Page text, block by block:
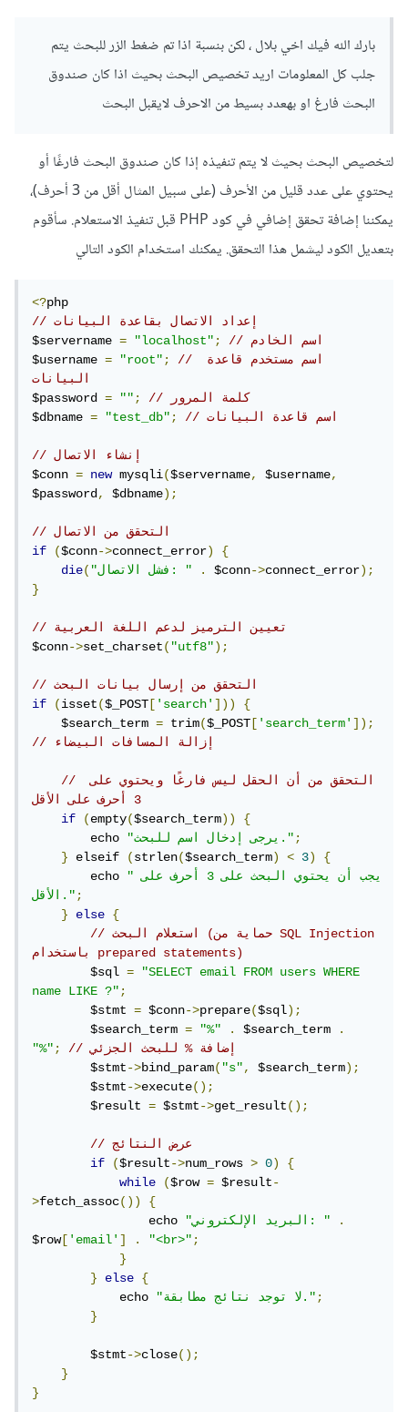
باستخدام prepared statements)
    $sql
=
"SELECT email FROM users WHERE
    $stmt
= $conn ->prepare($sql);
    $stmt
->bind_param ("s", $search_term);
    $stmt
->execute ();
// عرض النتائج
if
>fetch_assoc
            echo
$row['email'] . "<br>";
}
}
        echo
}
    $stmt
->close
}
$conn-> close();
?>
<html lang="ar">
<head>
<title>البحث في قاعدة البيانات
</head>
<body>
<h2>
البحث في قاعدة البيانات
<label for= "search_term" >أدخل اسم
<input type ="text" id
"search_term" required
>
<button type="submit"
"search">بحث</button>
</form>
</body>
</html>
هذا الكود كامل بناء على ما تريد.
بارك الله فيك اخي بلال ، لكن بنسبة اذا تم ضغط الزر للبحث يتم
جلب كل المعلومات اريد تخصيص البحث بحيث اذا كان صندوق
البحث فارغ او بهعدد بسيط من الاحرف لايقبل البحث
لتخصيص البحث بحيث لا يتم تنفيذه إذا كان صندوق البحث فارغًا أو
يحتوي على عدد قليل من الأحرف (على سبيل المثال أقل من 3 أحرف)،
يمكننا إضافة تحقق إضافي في كود PHP قبل تنفيذ الاستعلام. سأقوم
بتعديل الكود ليشمل هذا التحقق. يمكنك استخدام الكود التالي
<?
// إعداد الاتصال بقاعدة البيانات
$servername = "localhost";
// اسم الخادم
$username = "root";
// اسم مستخدم قاعدة
البيانات
$password = "";
// كلمة المرور
$dbname = "test_db"; // اسم قاعدة البيانات
// إنشاء الاتصال
$conn = new mysqli($servername, $username,
$password, $dbname);
// التحقق من الاتصال
if
($conn->connect_error)
{
die( "فشل الاتصال: " . $conn->connect_error);
}
// تعيين الترميز لدعم اللغة العربية
$conn->set_charset("utf8");
// التحقق من إرسال بيانات البحث
if
(isset($_POST ['search']))
{
    $search_term
= trim($_POST ['search_term']);
// إزالة المسافات البيضاء
// التحقق من أن الحقل ليس فارغًا ويحتوي على
3 أحرف على الأقل
if
(empty($search_term))
{
        echo
"يرجى إدخال اسم للبحث.";
}
elseif (strlen($search_term) < 3)
{
        echo
"يجب أن يحتوي البحث على 3 أحرف على
الأقل.";
}
else
{
// استعلام البحث (حماية من SQL Injection
باستخدام prepared statements)
        $sql
=
"SELECT email FROM users WHERE
name LIKE ?";
        $stmt
= $conn->prepare($sql);
        $search_term
= "%" . $search_term .
"%";
// إضافة % للبحث الجزئي
        $stmt
->bind_param("s", $search_term);
        $stmt
->execute();
        $result
= $stmt->get_result();
// عرض النتائج
if
($result->num_rows > 0)
{
while
($row = $result-
>fetch_assoc())
{
                echo
"البريد الإلكتروني: "
.
$row['email'] . "<br>";
}
}
else
{
            echo
"لا توجد نتائج مطابقة.";
}
        $stmt
->close();
}
}